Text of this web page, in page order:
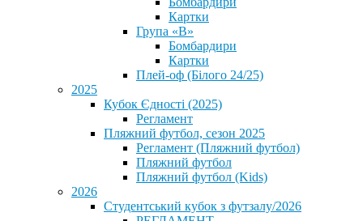
Картки
Група «В»
Бомбардири
Картки
Плей-оф (Білого 24/25)
2025
Кубок Єдності (2025)
Регламент
Пляжний футбол, сезон 2025
Регламент (Пляжний футбол)
Пляжний футбол
Пляжний футбол (Kids)
2026
Студентський кубок з футзалу/2026